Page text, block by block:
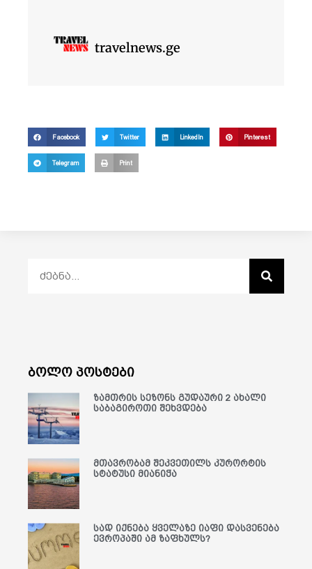
travelnews.ge
Facebook Twitter LinkedIn Pinterest
Telegram Print
ბოლო პოსტები
ზამთრის სეზონს გუდაური 2 ახალი
საბაგიროთი შეხვდება
მთავრობამ შეკვეთილს კურორტის
სტატუსი მიანიჭა
სად იქნება ყველაზე იაფი დასვენება
ევროპაში ამ ზაფხულს?